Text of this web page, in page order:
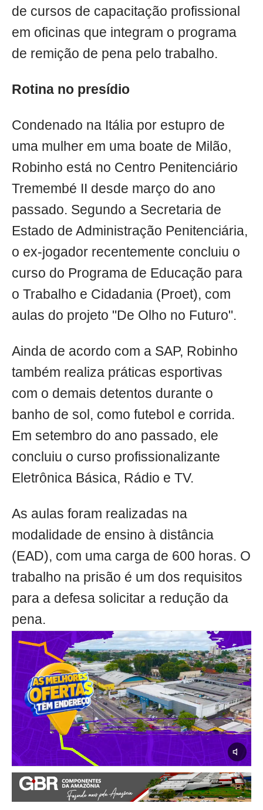
de cursos de capacitação profissional
em oficinas que integram o programa
de remição de pena pelo trabalho.
Rotina no presídio
Condenado na Itália por estupro de
uma mulher em uma boate de Milão,
Robinho está no Centro Penitenciário
Tremembé II desde março do ano
passado. Segundo a Secretaria de
Estado de Administração Penitenciária,
o ex-jogador recentemente concluiu o
curso do Programa de Educação para
o Trabalho e Cidadania (Proet), com
aulas do projeto "De Olho no Futuro".
Ainda de acordo com a SAP, Robinho
também realiza práticas esportivas
com o demais detentos durante o
banho de sol, como futebol e corrida.
Em setembro do ano passado, ele
concluiu o curso profissionalizante
Eletrônica Básica, Rádio e TV.
As aulas foram realizadas na
modalidade de ensino à distância
(EAD), com uma carga de 600 horas. O
trabalho na prisão é um dos requisitos
para a defesa solicitar a redução da
pena.